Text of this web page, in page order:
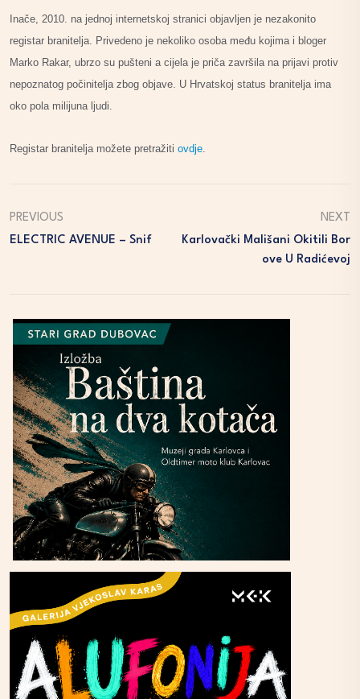
Inače, 2010. na jednoj internetskoj stranici objavljen je nezakonito
registar branitelja. Privedeno je nekoliko osoba među kojima i bloger
Marko Rakar, ubrzo su pušteni a cijela je priča završila na prijavi protiv
nepoznatog počinitelja zbog objave. U Hrvatskoj status branitelja ima
oko pola milijuna ljudi.
Registar branitelja možete pretražiti ovdje
PREVIOUS
ELECTRIC AVENUE – Snif
NEXT
Karlovački Mališani Okitili Bor
Ove U Radićevoj